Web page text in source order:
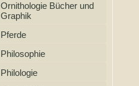
Ornithologie Bücher und
Graphik
Pferde
Philosophie
Philologie